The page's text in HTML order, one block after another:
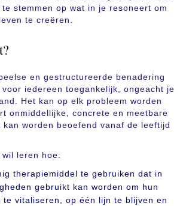
stemmen op wat in je resoneert om
te creëren.
en gestructureerde benadering
iedereen toegankelijk, ongeacht je
Het kan op elk probleem worden
onmiddellijke, concrete en meetbare
worden beoefend vanaf de leeftijd
leren hoe:
therapiemiddel te gebruiken dat in
gebruikt kan worden om hun
te vitaliseren, op één lijn te blijven en